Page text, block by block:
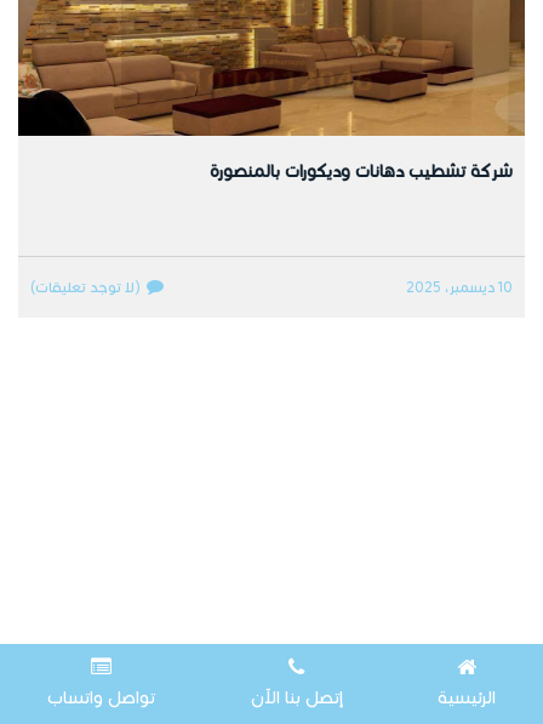
شركة تشطيب دهانات وديكورات بالمنصورة
10 ديسمبر، 2025 (لا توجد تعليقات)
الرئيسية إتصل بنا الآن تواصل واتساب